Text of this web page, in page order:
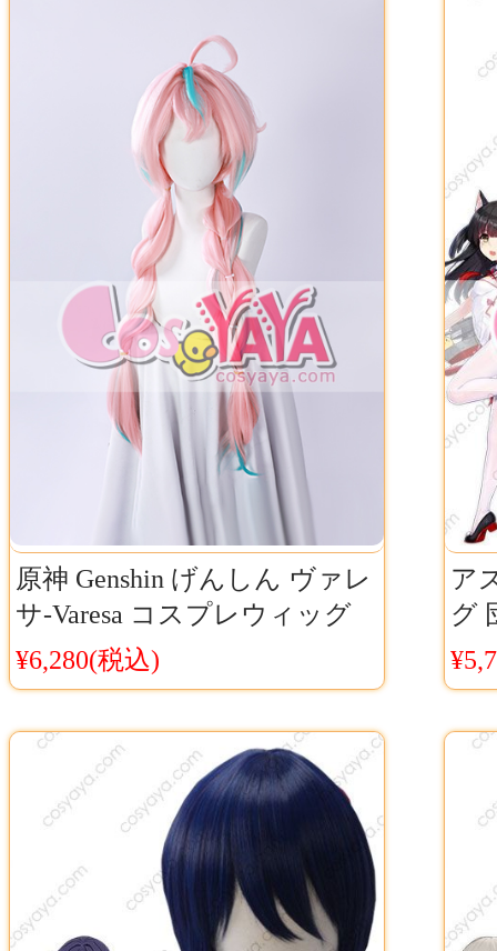
原神 Genshin げんしん ヴァレ
サ-Varesa コスプレウィッグ
ネット付き 耐熱 cosplay
Cosyaya通販 送料無料
¥6,280(税込)
ア
グ
ス
つ